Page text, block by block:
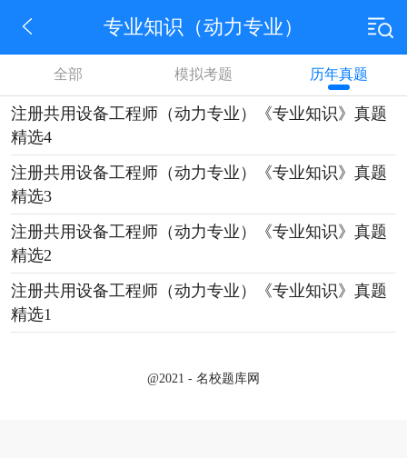
专业知识（动力专业）
全部 模拟考题 历年真题
注册共用设备工程师（动力专业）《专业知识》真题
精选4
注册共用设备工程师（动力专业）《专业知识》真题
精选3
注册共用设备工程师（动力专业）《专业知识》真题
精选2
注册共用设备工程师（动力专业）《专业知识》真题
精选1
@2021 - 名校题库网